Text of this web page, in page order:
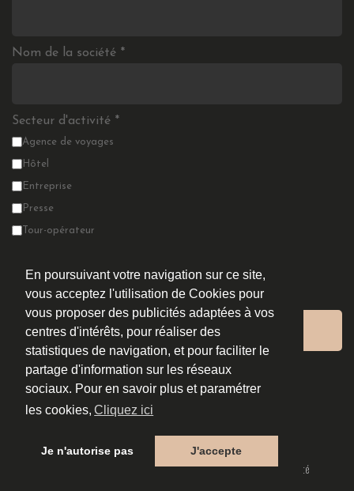
En poursuivant votre navigation sur ce site,
vous acceptez l'utilisation de Cookies pour
vous proposer des publicités adaptées à vos
centres d'intérêts, pour réaliser des
statistiques de navigation, et pour faciliter le
partage d'information sur les réseaux
sociaux. Pour en savoir plus et paramétrer
les cookies, Cliquez ici
Je n'autorise pas J'accepte
Nom de la société *
Secteur d'activité *
Agence de voyages
Hôtel
Entreprise
Presse
Tour-opérateur
Autre
Mentions Légales Politique De Confidentialité